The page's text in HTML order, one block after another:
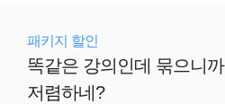
패키지 할인
똑같은 강의인데 묶으니까
저렴하네?